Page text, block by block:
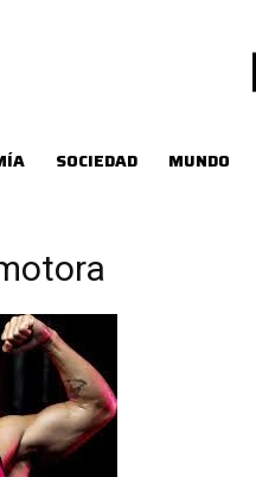
SOCIEDAD MUNDO